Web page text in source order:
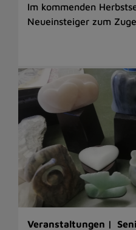
Im kommenden
Neueinsteiger zum Zuge
Veranstaltungen |